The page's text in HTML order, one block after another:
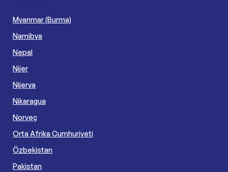
Myanmar (Burma)
Namibya
Nepal
Nijer
Nijerya
Nikaragua
Norveç
Orta Afrika Cumhuriyeti
Özbekistan
Pakistan